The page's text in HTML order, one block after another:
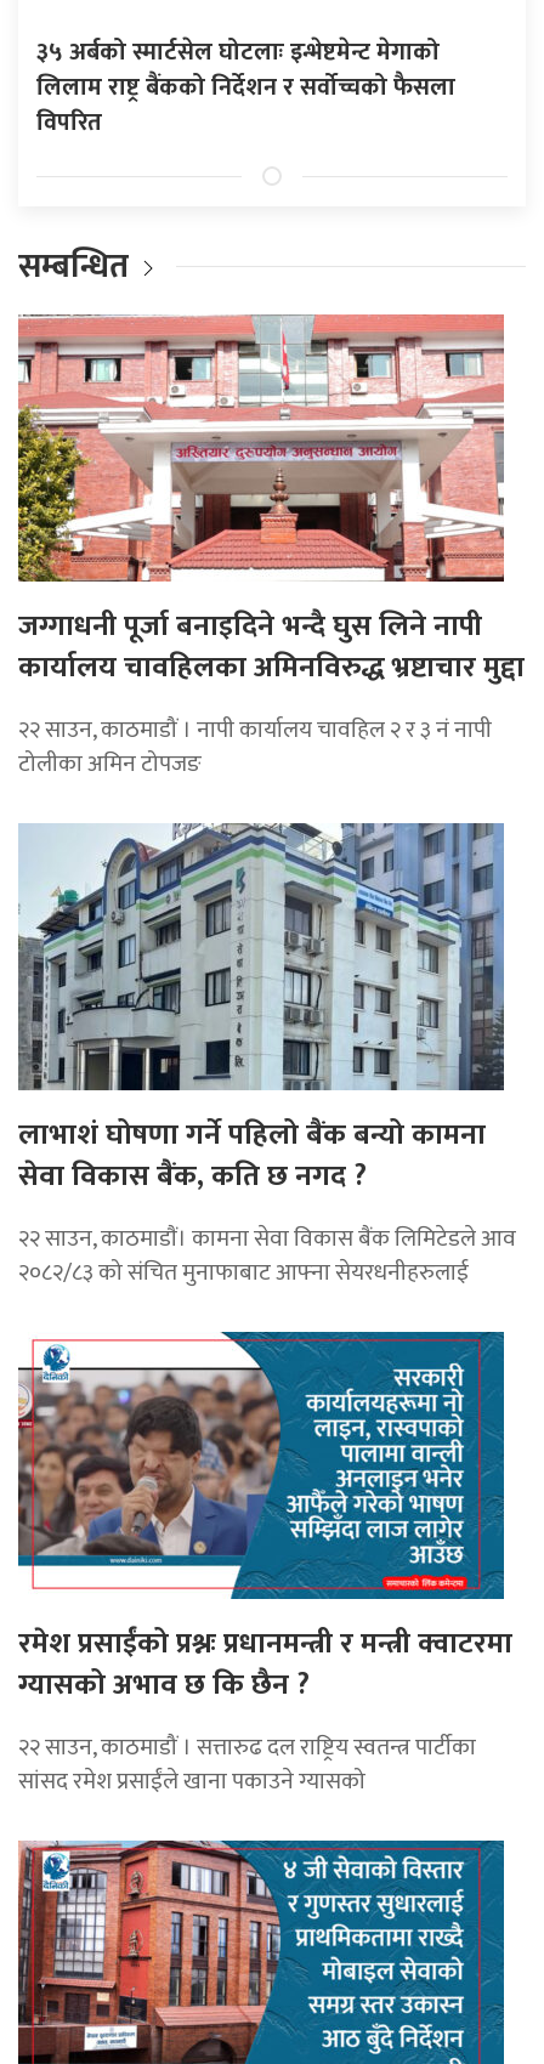
३५ अर्बको स्मार्टसेल घोटलाः इन्भेष्टमेन्ट मेगाको
लिलाम राष्ट्र बैंकको निर्देशन र सर्वोच्चको फैसला
विपरित
सम्बन्धित
जग्गाधनी पूर्जा बनाइदिने भन्दै घुस लिने नापी
कार्यालय चावहिलका अमिनविरुद्ध भ्रष्टाचार मुद्दा
२२ साउन, काठमाडौं । नापी कार्यालय चावहिल २ र ३ नं नापी
टोलीका अमिन टोपजङ
लाभाशं घोषणा गर्ने पहिलो बैंक बन्यो कामना
सेवा विकास बैंक, कति छ नगद ?
२२ साउन, काठमाडाैं। कामना सेवा विकास बैंक लिमिटेडले आव
२०८२/८३ को संचित मुनाफाबाट आफ्ना सेयरधनीहरुलाई
रमेश प्रसाईंको प्रश्नः प्रधानमन्त्री र मन्त्री क्वाटरमा
ग्यासको अभाव छ कि छैन ?
२२ साउन, काठमाडौं । सत्तारुढ दल राष्ट्रिय स्वतन्त्र पार्टीका
सांसद रमेश प्रसाईंले खाना पकाउने ग्यासको